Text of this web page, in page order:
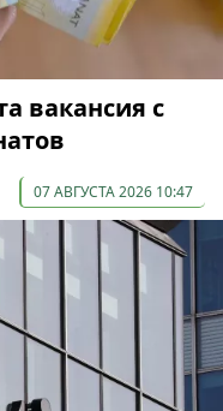
вакансия с
07 АВГУСТА 2026 10:47